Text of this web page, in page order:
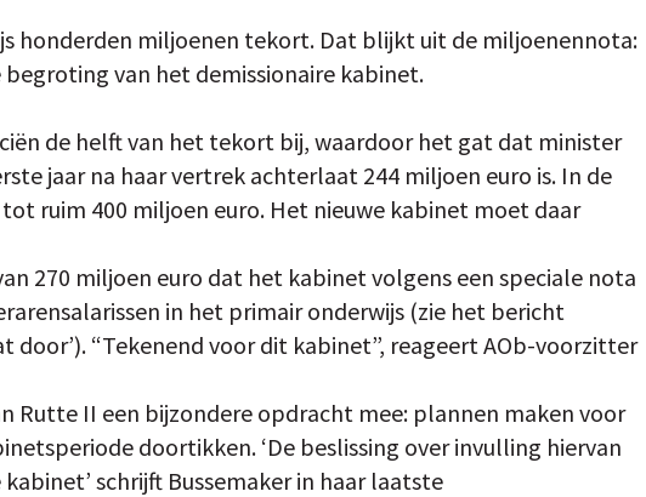
honderden miljoenen tekort. Dat blijkt uit de miljoenennota:
van het demissionaire kabinet.
de helft van het tekort bij, waardoor het gat dat minister
jaar na haar vertrek achterlaat 244 miljoen euro is. In de
ruim 400 miljoen euro. Het nieuwe kabinet moet daar
270 miljoen euro dat het kabinet volgens een speciale nota
in het primair onderwijs (zie het bericht
door’). “Tekenend voor dit kabinet”, reageert AOb-voorzitter
Rutte II een bijzondere opdracht mee: plannen maken voor
doortikken. ‘De beslissing over invulling hiervan
schrijft Bussemaker in haar laatste